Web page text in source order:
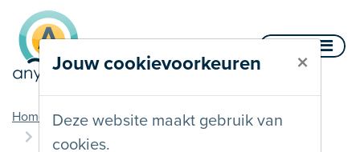
Jouw cookievoorkeuren ×
Deze website maakt gebruik van
cookies.
Naar inhoud
Home
Documentatie
Meerdere interactiemethodes